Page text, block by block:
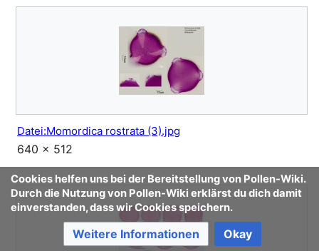
Datei:Momordica rostrata (3).jpg
640 × 512
Cookies helfen uns bei der Bereitstellung von Pollen-Wiki.
Durch die Nutzung von Pollen-Wiki erklärst du dich damit
einverstanden, dass wir Cookies speichern.
Weitere Informationen Okay